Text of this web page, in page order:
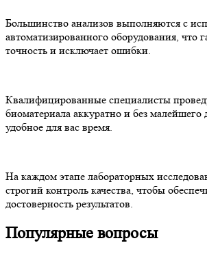
Большинство анализов выполняются с
автоматизированного оборудования, что
точность и исключает ошибки.
Квалифицированные специалисты
биоматериала аккуратно и без малейшего
удобное для вас время.
На каждом этапе лабораторных
строгий контроль качества, чтобы
достоверность результатов.
Популярные вопросы